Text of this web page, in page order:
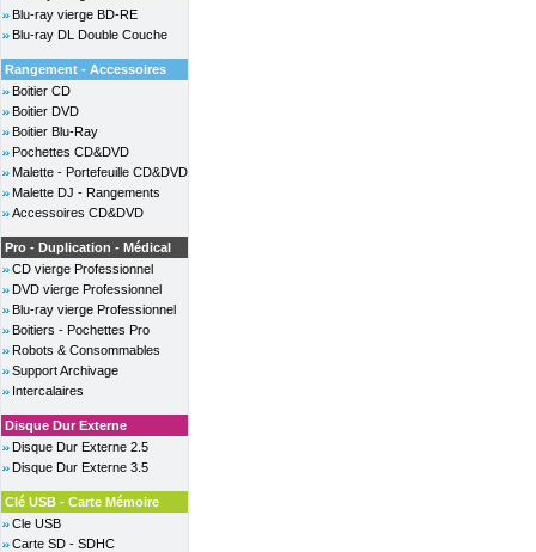
Blu-ray vierge BD-RE
Blu-ray DL Double Couche
Rangement - Accessoires
Boitier CD
Boitier DVD
Boitier Blu-Ray
Pochettes CD&DVD
Malette - Portefeuille CD&DVD
Malette DJ - Rangements
Accessoires CD&DVD
Pro - Duplication - Médical
CD vierge Professionnel
DVD vierge Professionnel
Blu-ray vierge Professionnel
Boitiers - Pochettes Pro
Robots & Consommables
Support Archivage
Intercalaires
Disque Dur Externe
Disque Dur Externe 2.5
Disque Dur Externe 3.5
Clé USB - Carte Mémoire
Cle USB
Carte SD - SDHC